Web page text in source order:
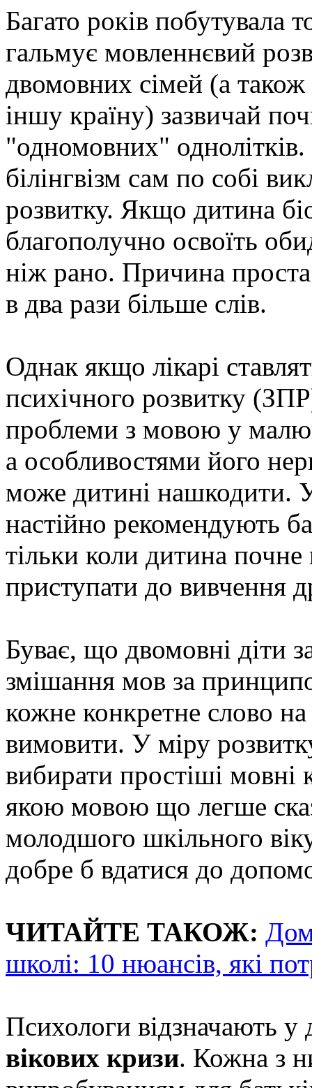
Багато років побутувала
гальмує мовленнєвий
двомовних сімей (а також
іншу країну) зазвичай
"одномовних"
білінгвізм сам по собі
розвитку. Якщо дитина
благополучно освоїть
ніж рано. Причина
в два рази більше слів.
Однак якщо лікарі
психічного розвитку
проблеми з мовою у
а особливостями його
може дитині нашкодити.
настійно рекомендують
тільки коли дитина
приступати до вивчення
Буває, що двомовні діти
змішання мов за
кожне конкретне слово
вимовити. У міру
вибирати простіші мовні
якою мовою що легше
молодшого шкільного
добре б вдатися до
ЧИТАЙТЕ ТАКОЖ:
школі: 10 нюансів, які
Психологи відзначають
вікових кризи. Кожна з